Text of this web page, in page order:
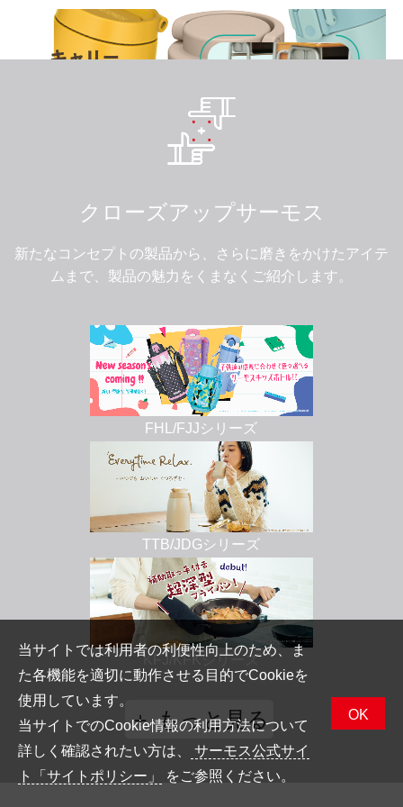
クローズアップサーモス
新たなコンセプトの製品から、さらに磨きをかけたアイテ
ムまで、製品の魅力をくまなくご紹介します。
FHL/FJJシリーズ
TTB/JDGシリーズ
KFJ/KFKシリーズ
＋ もっと見る
当サイトでは利用者の利便性向上のため、ま
た各機能を適切に動作させる目的でCookieを
使用しています。
当サイトでのCookie情報の利用方法について
詳しく確認されたい方は、
サーモス公式サイ
ト「サイトポリシー」
をご参照ください。
OK